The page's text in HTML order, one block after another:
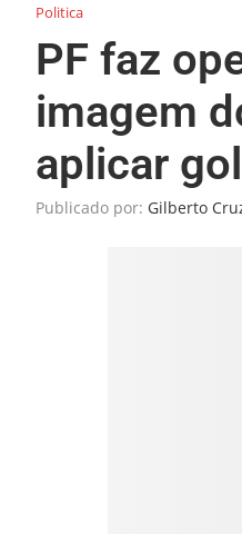
Politica
PF faz
imagem
aplicar
Publicado por: Gilberto